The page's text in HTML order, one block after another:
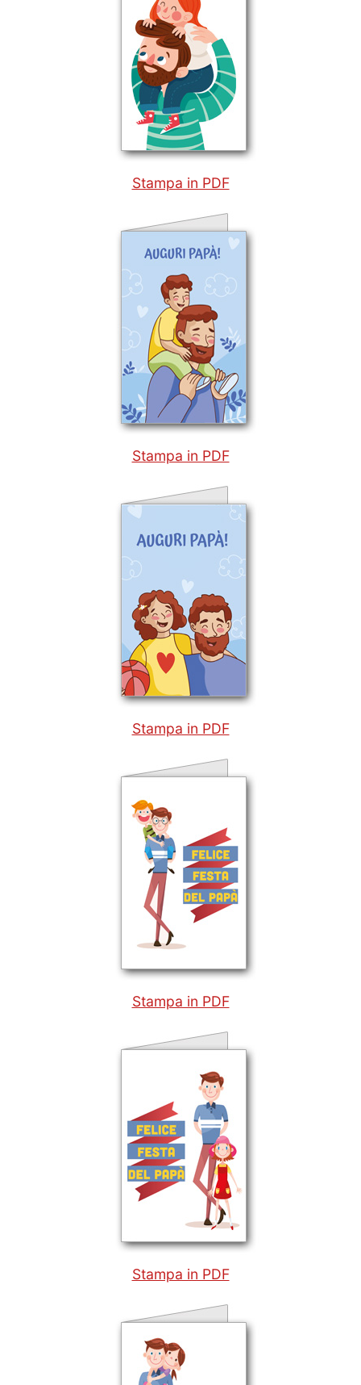
Stampa in PDF
Stampa in PDF
Stampa in PDF
Stampa in PDF
Stampa in PDF